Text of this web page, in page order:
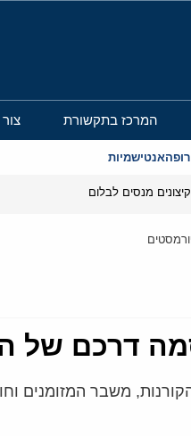
המרכז בתקשורת
אנטישמיות
מנסים לבלום
דרכם של
משבר המזומנים